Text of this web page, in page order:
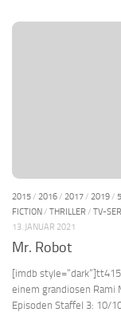
2015 / 2016 / 2017 / 2019 /
FICTION / THRILLER / TV-
13. JANUAR 2021
Mr. Robot
[imdb
einem grandiosen Rami
Episoden Staffel 3: 10/